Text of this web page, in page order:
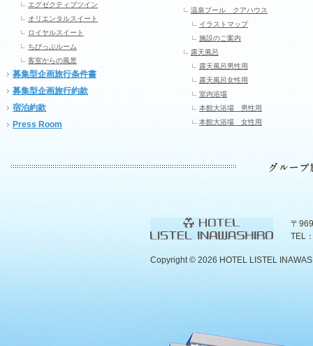
エグゼクティブツイン
オリエンタルスイート
ロイヤルスイート
ちびっぷルーム
客室からの風景
募集型企画旅行条件書
募集型企画旅行約款
宿泊約款
Press Room
温泉プール クアハウス
イラストマップ
施設のご案内
露天風呂
露天風呂男性用
露天風呂女性用
室内浴場
本館大浴場 男性用
本館大浴場 女性用
〒
TEL
Copyright © 2026 HOTEL LISTEL